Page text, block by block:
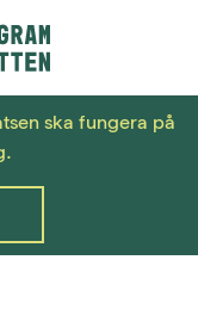
ska fungera på